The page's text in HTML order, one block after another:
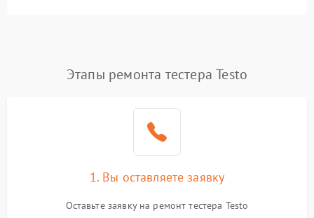
Этапы ремонта тестера Testo
1. Вы оставляете заявку
Оставьте заявку на ремонт тестера Testo